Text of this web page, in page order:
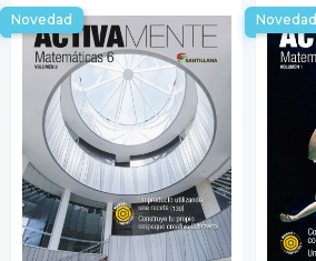
Novedad Novedad